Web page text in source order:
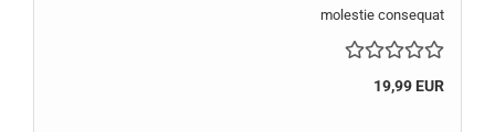
molestie consequat
19,99 EUR